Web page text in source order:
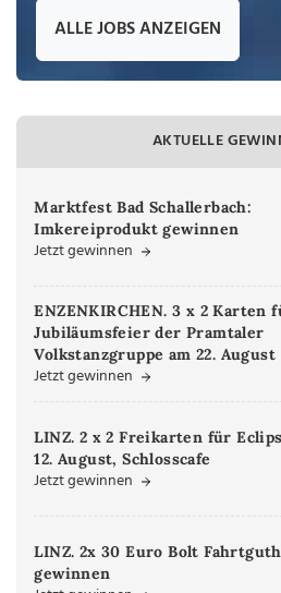
ALLE JOBS ANZEIGEN
AKTUELLE
Marktfest Bad Schallerbach:
Imkereiprodukt gewinnen
Jetzt gewinnen
ENZENKIRCHEN. 3 x 2 Karten
Jubiläumsfeier der Pramtaler
Volkstanzgruppe am 22. August
Jetzt gewinnen
LINZ. 2 x 2 Freikarten für
12. August, Schlosscafe
Jetzt gewinnen
LINZ. 2x 30 Euro Bolt
gewinnen